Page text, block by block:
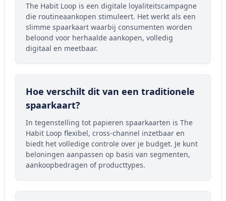
The Habit Loop is een digitale loyaliteitscampagne
die routineaankopen stimuleert. Het werkt als een
slimme spaarkaart waarbij consumenten worden
beloond voor herhaalde aankopen, volledig
digitaal en meetbaar.
Hoe verschilt dit van een traditionele
spaarkaart?
In tegenstelling tot papieren spaarkaarten is The
Habit Loop flexibel, cross-channel inzetbaar en
biedt het volledige controle over je budget. Je kunt
beloningen aanpassen op basis van segmenten,
aankoopbedragen of producttypes.